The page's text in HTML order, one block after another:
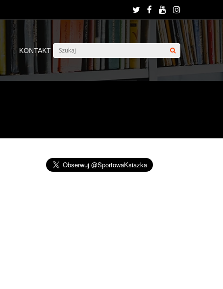
KONTAKT